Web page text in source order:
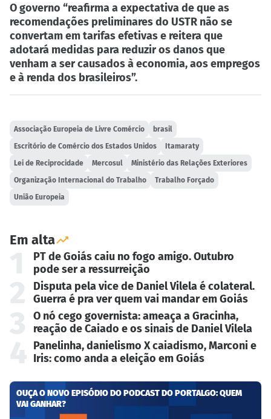
O governo “reafirma a expectativa de que as
recomendações preliminares do USTR não se
convertam em tarifas efetivas e reitera que
adotará medidas para reduzir os danos que
venham a ser causados à economia, aos empregos
e à renda dos brasileiros”.
Associação Europeia de Livre Comércio brasil
Escritório de Comércio dos Estados Unidos Itamaraty
Lei de Reciprocidade Mercosul Ministério das Relações Exteriores
Organização Internacional do Trabalho Trabalho Forçado
União Europeia
Em alta
PT de Goiás caiu no fogo amigo. Outubro
pode ser a ressurreição
Disputa pela vice de Daniel Vilela é colateral.
Guerra é pra ver quem vai mandar em Goiás
O nó cego governista: ameaça a Gracinha,
reação de Caiado e os sinais de Daniel Vilela
Panelinha, danielismo X caiadismo, Marconi e
Iris: como anda a eleição em Goiás
OUÇA O NOVO EPISÓDIO DO PODCAST DO PORTALGO: QUEM
VAI GANHAR?